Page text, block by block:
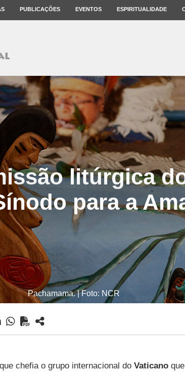
PUBLICAÇÕES EVENTOS ESPIRITUALIDADE
litúrgica
para a
Pachamama. | Foto: NCR
chefia o grupo internacional do Vaticanoque